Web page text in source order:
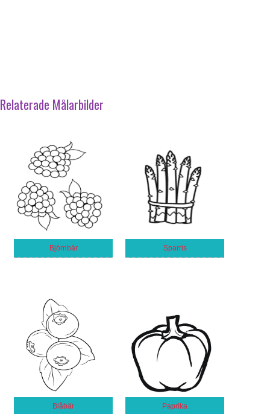
Relaterade Målarbilder
Björnbär Sparris
Blåbär Paprika